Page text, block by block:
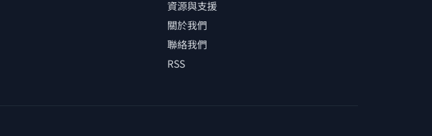
資源與支援
關於我們
聯絡我們
RSS